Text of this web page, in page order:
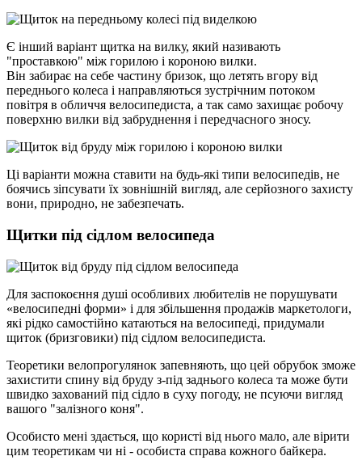
Є інший варіант щитка на вилку, який називають
"проставкою" між горилою і короною вилки.
Він забирає на себе частину бризок, що летять вгору від
переднього колеса і направляються зустрічним потоком
повітря в обличчя велосипедиста, а так само захищає робочу
поверхню вилки від забруднення і передчасного зносу.
Ці варіанти можна ставити на будь-які типи велосипедів, не
боячись зіпсувати їх зовнішній вигляд, але серйозного захисту
вони, природно, не забезпечать.
Щитки під сідлом велосипеда
Для заспокоєння душі особливих любителів не порушувати
«велосипедні форми» і для збільшення продажів маркетологи,
які рідко самостійно катаються на велосипеді, придумали
щиток (бризговики) під сідлом велосипедиста.
Теоретики велопрогулянок запевняють, що цей обрубок зможе
захистити спину від бруду з-під заднього колеса та може бути
швидко захований під сідло в суху погоду, не псуючи вигляд
вашого "залізного коня".
Особисто мені здається, що користі від нього мало, але вірити
цим теоретикам чи ні - особиста справа кожного байкера.